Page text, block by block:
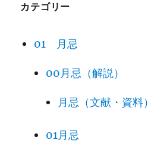
カテゴリー
01 月忌
00月忌（解説）
月忌（文献・資料）
01月忌